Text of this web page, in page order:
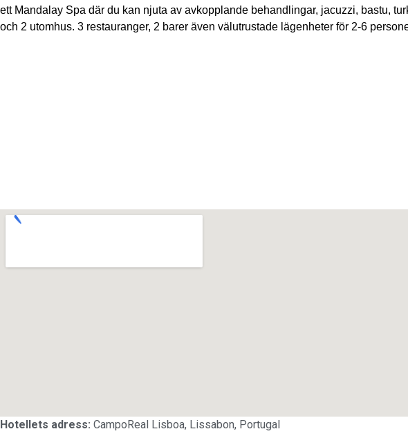
ett Mandalay Spa där du kan njuta av avkopplande behandlingar, jacuzzi, bastu,
och 2 utomhus. 3 restauranger, 2 barer även välutrustade lägenheter för 2-6
Hotellets adress: CampoReal Lisboa, Lissabon, Portugal